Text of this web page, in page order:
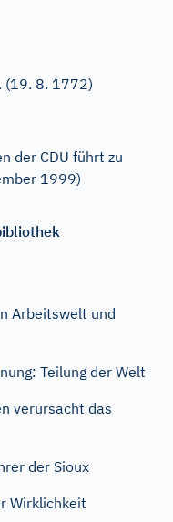
(19. 8. 1772)
der CDU führt zu
1999)
Arbeitswelt und
Teilung der Welt
verursacht das
der Sioux
Wirklichkeit